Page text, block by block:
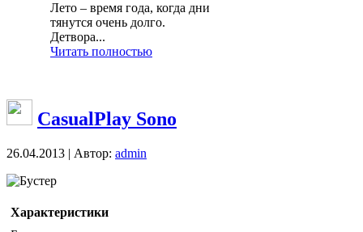
Лето – время года, когда дни
тянутся очень долго.
Детвора...
Читать полностью
CasualPlay Sono
26.04.2013 | Автор: admin
Бустер
Характеристики